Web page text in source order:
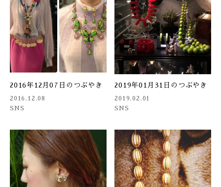
2016年12月07日のつぶやき
2016.12.08
SNS
2019年01月31日のつぶやき
2019.02.01
SNS